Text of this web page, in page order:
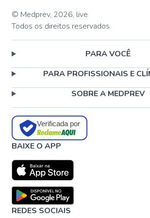
© Medprev, 2026, live
Todos os direitos reservados
PARA VOCÊ
PARA PROFISSIONAIS E
SOBRE A MEDPREV
Verificada por
BAIXE O APP
REDES SOCIAIS